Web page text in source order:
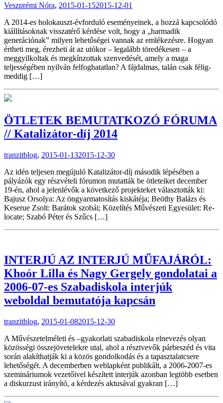
Veszprémi Nóra, 2015-01-152015-12-01
A 2014-es holokauszt-évforduló eseményeinek, a hozzá kapcsolódó
kiállításoknak visszatérő kérdése volt, hogy a „harmadik
generációnak” milyen lehetőségei vannak az emlékezésre. Hogyan
értheti meg, érezheti át az utókor – legalább töredékesen – a
meggyilkoltak és megkínzottak szenvedését, amely a maga
teljességében nyilván felfoghatatlan? A fájdalmas, talán csak félig-
meddig […]
ÖTLETEK BEMUTATKOZÓ FÓRUMA
// Katalizátor-díj 2014
tranzitblog, 2015-01-132015-12-30
Az idén teljesen megújuló Katalizátor-díj második lépésében a
pályázók egy részvételi fórumon mutatták be ötleteiket december
19-én, ahol a jelenlévők a következő projekteket választották ki:
Bajusz Orsolya: Az öngyarmatosítás kiskátéja; Beöthy Balázs és
Keserue Zsolt: Barátok szobái; Közelítés Művészeti Egyesület: Re-
locate; Szabó Péter és Szűcs […]
INTERJÚ AZ INTERJÚ MŰFAJÁRÓL:
Khoór Lilla és Nagy Gergely gondolatai a
2006-07-es Szabadiskola interjúk
weboldal bemutatója kapcsán
tranzitblog, 2015-01-082015-12-30
A Művészetelméleti és –gyakorlati szabadiskola elnevezés olyan
közösségi összejövetelekre utal, ahol a résztvevők párbeszéd és vita
során alakíthatják ki a közös gondolkodás és a tapasztalatcsere
lehetőségét. A decemberben weblapként publikált, a 2006-2007-es
szemináriumok vezetőivel készített interjúk azonban legtöbb esetben
a diskurzust irányító, a kérdezés aktusával gyakran […]